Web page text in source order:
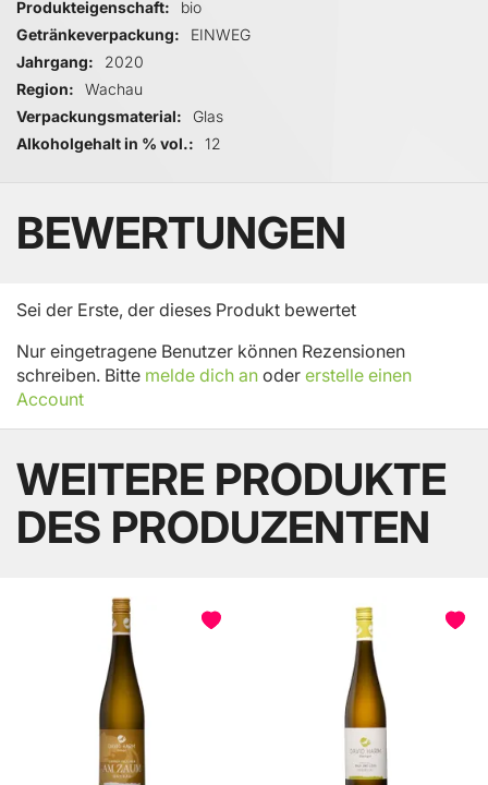
Produkteigenschaft
bio
Getränkeverpackung
EINWEG
Jahrgang
2020
Region
Wachau
Verpackungsmaterial
Glas
Alkoholgehalt in % vol.
12
BEWERTUNGEN
Sei der Erste, der dieses Produkt bewertet
Nur eingetragene Benutzer können Rezensionen
schreiben. Bitte melde dich an oder erstelle einen
Account
WEITERE PRODUKTE
DES PRODUZENTEN